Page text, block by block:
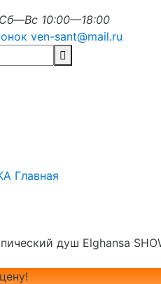
Сб—Вс 10:00—18:00
ven-sant@mail.ru
Главная
душ Elghansa